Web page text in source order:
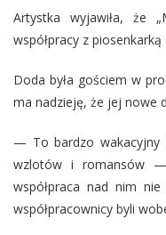
Artystka wyjawiła, że
współpracy z
Doda była gościem w
ma nadzieję, że jej nowe
— To bardzo wakacyjny
wzlotów i romansów —
współpraca nad nim
współpracownicy byli